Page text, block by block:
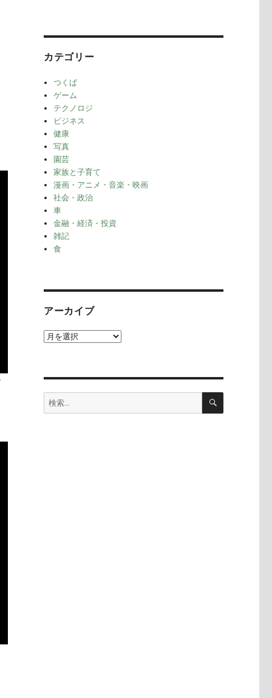
カテゴリー
つくば
ゲーム
テクノロジ
ビジネス
健康
写真
園芸
家族と子育て
漫画・アニメ・音楽・映画
社会・政治
車
金融・経済・投資
雑記
食
アーカイブ
ア
検
索:
検